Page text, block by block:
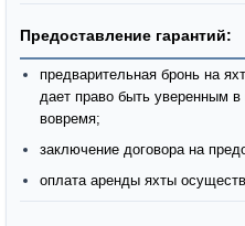
Предоставление гарантий:
предварительная бронь на
дает право быть уверенным в
вовремя;
заключение договора на
оплата аренды яхты